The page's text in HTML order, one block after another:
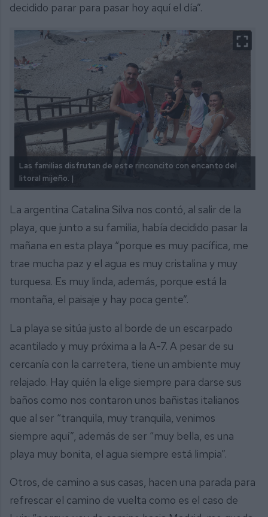
decidido parar para pasar hoy aquí el día”.
Las familias disfrutan de este rinconcito con encanto del
litoral mijeño. |
La argentina Catalina Silva nos contó, al salir de la
playa, que junto a su familia, había decidido pasar la
mañana en esta playa “porque es muy pacífica, me
trae mucha paz y el agua es muy cristalina y muy
turquesa. Es muy linda, además, porque está la
montaña, el paisaje y hay poca gente”.
La playa se sitúa justo al borde de un escarpado
acantilado y muy próxima a la A-7. A pesar de su
cercanía con la carretera, tiene un ambiente muy
relajado. Hay quién la elige siempre para darse sus
baños como nos contaron unos bañistas italianos
que al ser “tranquila, muy tranquila, venimos
siempre aquí”, además de ser “muy bella, es una
playa muy bonita, el agua siempre está limpia”.
Otros, de camino a sus casas, hacen una parada para
refrescar el camino de vuelta como es el caso de